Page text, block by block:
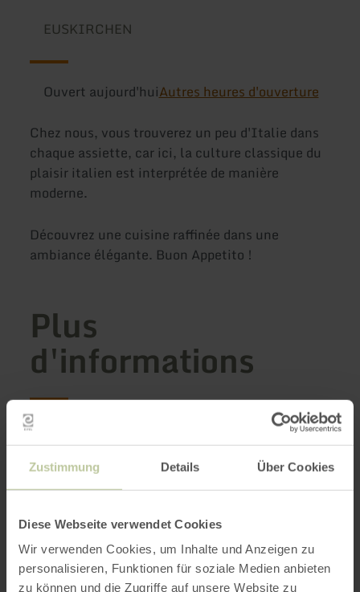
Zustimmung Details Über Cookies
Diese Webseite verwendet Cookies
Wir verwenden Cookies, um Inhalte und Anzeigen zu
personalisieren, Funktionen für soziale Medien anbieten
zu können und die Zugriffe auf unsere Website zu
EUSKIRCHEN
Ouvert aujourd'huiAutres heures d'ouverture
Chez nous, vous trouverez un peu d'Italie dans
chaque assiette, car ici, la culture classique du
plaisir italien est interprétée de manière
moderne.
Découvrez une cuisine raffinée dans une
ambiance élégante. Buon Appetito !
Plus
d'informations
Heures d'ouverture
Caractéristiques / Particularités
Catégories